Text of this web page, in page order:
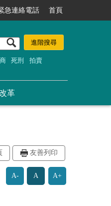
急連絡電話 首頁
死刑 拍賣
革
友善列印
A- A A+